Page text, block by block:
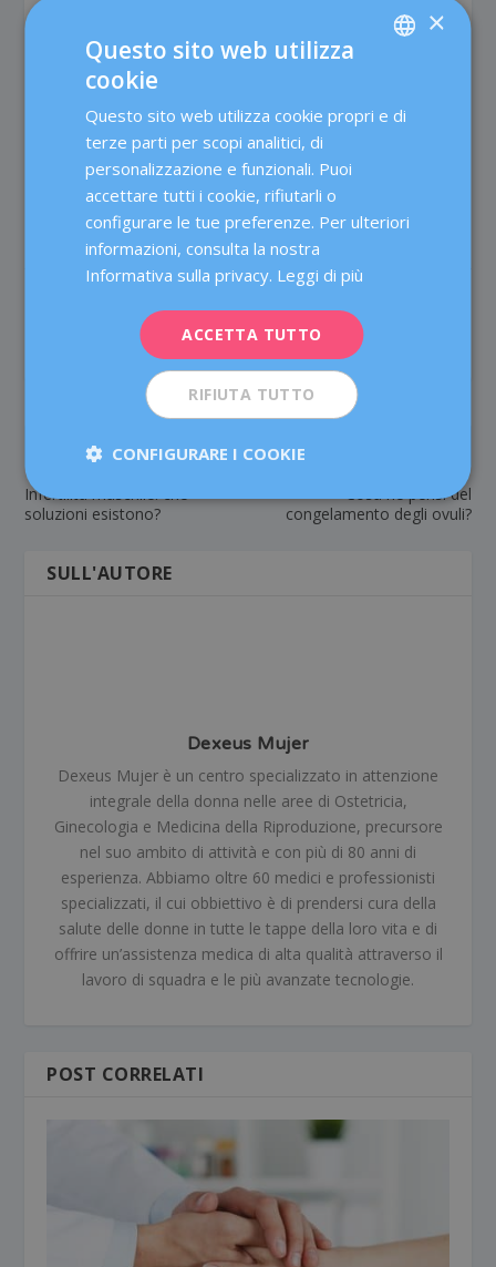
poco a poco e aumentare gradualmente il ritmo e il
tempo, a seconda della risposta e dei risultati.
domande o vuoi maggiori informazioni su questo
argomento, lascia un tuo commento!
PRECEDENTE
Infertilità maschile: che
soluzioni esistono?
Cosa ne pensi del
congelamento degli ovuli?
SULL'AUTORE
Dexeus Mujer
Dexeus Mujer è un centro specializzato in attenzione
integrale della donna nelle aree di Ostetricia,
Ginecologia e Medicina della Riproduzione, precursore
nel suo ambito di attività e con più di 80 anni di
esperienza. Abbiamo oltre 60 medici e professionisti
specializzati, il cui obbiettivo è di prendersi cura della
salute delle donne in tutte le tappe della loro vita e di
offrire un’assistenza medica di alta qualità attraverso il
lavoro di squadra e le più avanzate tecnologie.
POST CORRELATI
CATALÀ
DEUTSCH
×
Questo sito web utilizza
cookie
Questo sito web utilizza cookie propri e di
terze parti per scopi analitici, di
personalizzazione e funzionali. Puoi
accettare tutti i cookie, rifiutarli o
configurare le tue preferenze. Per ulteriori
informazioni, consulta la nostra
Informativa sulla privacy. Leggi di più
ACCETTA TUTTO
RIFIUTA TUTTO
CONFIGURARE I COOKIE